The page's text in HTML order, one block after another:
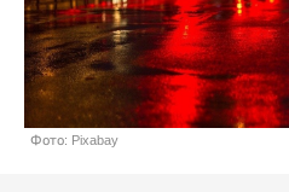
Фото: Pixabay